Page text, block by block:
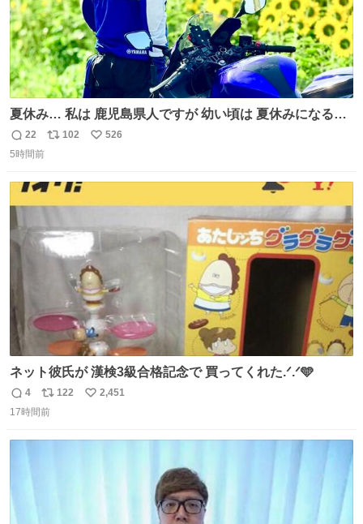
夏休み… 私は 鹿児島県人ですが 幼い頃は 夏休みになると
母の郷… 山梨へ遊びに行くのが楽しみでした 母の実家へ 1
ヶ月近く泊まって … … 今の私は 医療従事者 お盆休み？ﾅﾆ
景 淡い記憶 そんな思い出の風景… ありますか？
返
信
22
リ
ト
数
102
い
526
5時間前
ネット彼氏が 漢検3級合格記念で 買ってくれた.ᐟ.ᐟ🩵
返
信
4
リ
ポ
122
い
2,451
17時間前